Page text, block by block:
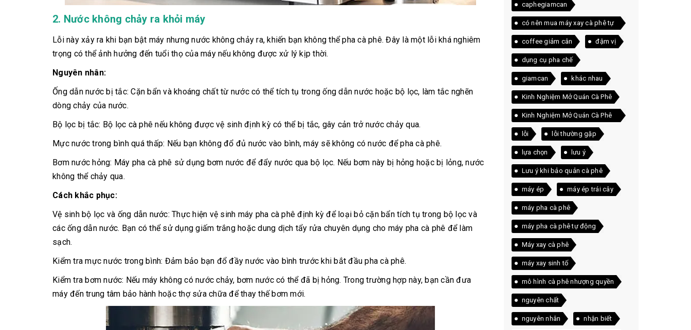
2. Nước không chảy ra khỏi máy
Lỗi này xảy ra khi bạn bật máy nhưng nước không chảy ra, khiến bạn không thể pha cà phê. Đây là một lỗi khá nghiêm
trọng có thể ảnh hưởng đến tuổi thọ của máy nếu không được xử lý kịp thời.
Nguyên nhân:
Ống dẫn nước bị tắc: Cặn bẩn và khoáng chất từ nước có thể tích tụ trong ống dẫn nước hoặc bộ lọc, làm tắc nghẽn
dòng chảy của nước.
Bộ lọc bị tắc: Bộ lọc cà phê nếu không được vệ sinh định kỳ có thể bị tắc, gây cản trở nước chảy qua.
Mực nước trong bình quá thấp: Nếu bạn không đổ đủ nước vào bình, máy sẽ không có nước để pha cà phê.
Bơm nước hỏng: Máy pha cà phê sử dụng bơm nước để đẩy nước qua bộ lọc. Nếu bơm này bị hỏng hoặc bị lỏng, nước
không thể chảy qua.
Cách khắc phục:
Vệ sinh bộ lọc và ống dẫn nước: Thực hiện vệ sinh máy pha cà phê định kỳ để loại bỏ cặn bẩn tích tụ trong bộ lọc và
các ống dẫn nước. Bạn có thể sử dụng giấm trắng hoặc dung dịch tẩy rửa chuyên dụng cho máy pha cà phê để làm
sạch.
Kiểm tra mực nước trong bình: Đảm bảo bạn đổ đầy nước vào bình trước khi bắt đầu pha cà phê.
Kiểm tra bơm nước: Nếu máy không có nước chảy, bơm nước có thể đã bị hỏng. Trong trường hợp này, bạn cần đưa
máy đến trung tâm bảo hành hoặc thợ sửa chữa để thay thế bơm mới.
caphegiamcan
có nên mua máy xay cà phê tự
động
coffee giảm cân đậm vị
dụng cụ pha chế
giamcan khác nhau
Kinh Nghiệm Mở Quán Cà Phê
Kinh Nghiệm Mở Quán Cà Phê
Thực Tế
lỗi lỗi thường gặp
lựa chọn lưu ý
Lưu ý khi bảo quản cà phê
máy ép máy ép trái cây
máy pha cà phê
máy pha cà phê tự động
Máy xay cà phê
máy xay sinh tố
mô hình cà phê nhượng quyền
nguyên chất
nguyên nhân nhận biết